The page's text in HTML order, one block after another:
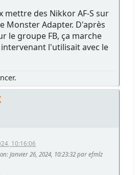
mettre des Nikkor AF-S sur
Monster Adapter. D'après
le groupe FB, ça marche
l'utilisait avec le
10:16:06
: Janvier 26, 2024, 10:23:32 par efmlz